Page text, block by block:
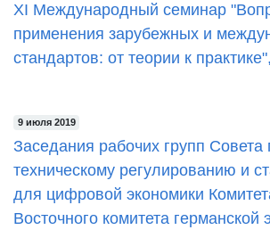
XI Международный семинар
применения зарубежных и
стандартов: от теории к
9 июля 2019
Заседания рабочих групп Совета
техническому регулированию и
для цифровой экономики
Восточного комитета германской